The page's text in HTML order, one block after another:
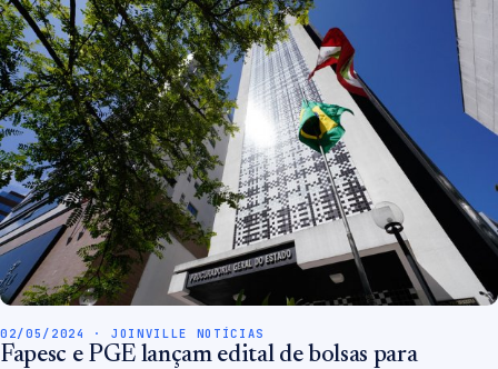
02/05/2024 · JOINVILLE NOTÍCIAS
Fapesc e PGE lançam edital de bolsas para